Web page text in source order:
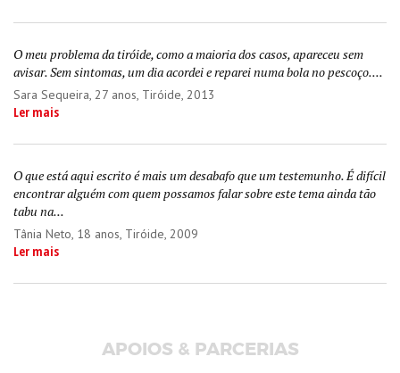
O meu problema da tiróide, como a maioria dos casos, apareceu sem
avisar. Sem sintomas, um dia acordei e reparei numa bola no pescoço....
Sara Sequeira, 27 anos, Tiróide, 2013
Ler mais
O que está aqui escrito é mais um desabafo que um testemunho. É difícil
encontrar alguém com quem possamos falar sobre este tema ainda tão
tabu na...
Tânia Neto, 18 anos, Tiróide, 2009
Ler mais
APOIOS & PARCERIAS